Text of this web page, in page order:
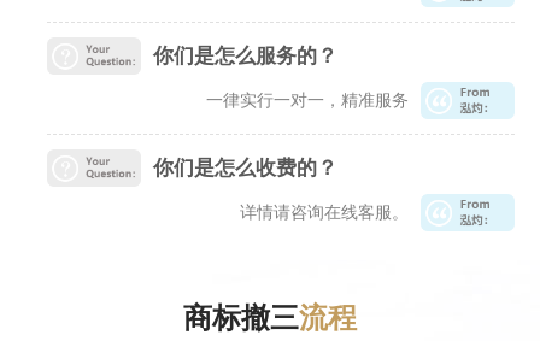
你们是怎么服务的？
一律实行一对一，精准服务
你们是怎么收费的？
详情请咨询在线客服。
商标撤三流程